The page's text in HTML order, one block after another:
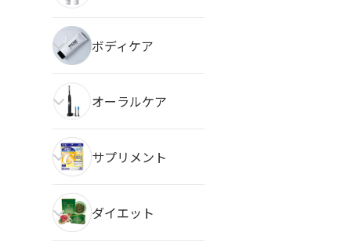
ボディケア
オーラルケア
サプリメント
ダイエット